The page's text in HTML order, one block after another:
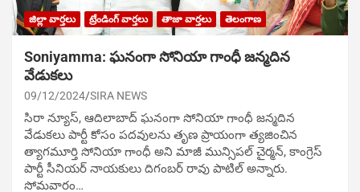
జిల్లా వార్తలు ట్రేండింగ్ వార్తలు తాజా వార్తలు తెలంగాణ
Soniyamma: ఘ‌నంగా సోనియా గాంధీ జ‌న్మ‌దిన
వేడుక‌లు
09/12/2024 SIRA NEWS
సిరా న్యూస్, ఆదిలాబాద్ ఘ‌నంగా సోనియా గాంధీ జ‌న్మ‌దిన
వేడుక‌లు పార్టీ కోసం ప‌ద‌వుల‌ను తృణ ప్రాయంగా త్య‌జించిన
త్యాగమూర్తి సోనియా గాంధీ అని మాజీ మున్సిప‌ల్ చైర్మ‌న్, కాంగ్రెస్
పార్టీ సీనియ‌ర్ నాయ‌కులు దిగంబ‌ర్ రావు పాటిల్ అన్నారు.
సోమవారం…